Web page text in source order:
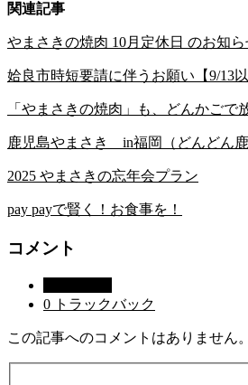
関連記事
やまさきの焼肉 10月定休日 のお知ら
姶良市時短要請に伴うお願い【9/13以
「やまさきの焼肉」も、どんかごで
鹿児島やまさき in福岡（どんどん鹿
2025 やまさきの忘年会プラン
pay payで賢く！お食事を！
コメント
0 トラックバック
この記事へのコメントはありません。